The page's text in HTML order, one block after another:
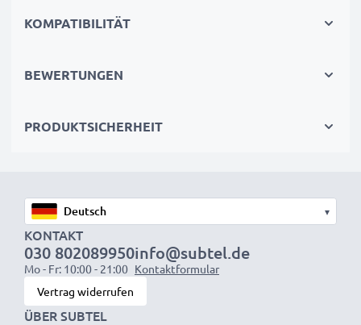
Die umweltfreundliche Alternative
ökologischen Fußabdruck durch Recycling und
Entscheiden Sie sich für CELLONIC und machen Sie
keine Abstriche bei der Qualität!
KOMPATIBILITÄT
BEWERTUNGEN
PRODUKTSICHERHEIT
▾
KONTAKT
030 802089950
Mo - Fr: 10:00 - 21:00
info@subtel.de
Kontaktformular
Vertrag widerrufen
ÜBER SUBTEL